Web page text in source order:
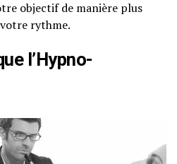
objectif de manière plus
rythme.
l’Hypno-